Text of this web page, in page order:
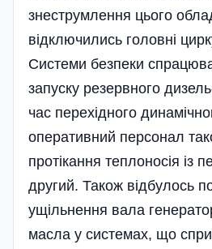
знеструмлення цього
відключились головні
Систем­и безпеки
запуску резе­рвного
час перехід­ного
оперативний персонал
протікання теплоносія із
другий. Також відбулось
ущільнення вала
масла у системах, що